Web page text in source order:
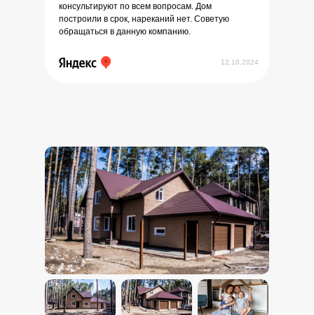
12.10.2024
консультируют по всем вопросам. Дом
построили в срок, нареканий нет. Советую
обращаться в данную компанию.